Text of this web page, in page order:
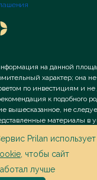
на данной
характер; она
по инвестициям и не
к подобного
вышесказанное, не
материалы в
Сервис «Prilan» его
за
или косвенный ущерб,
and the Google
Prilan использует
, чтобы сайт
лучше